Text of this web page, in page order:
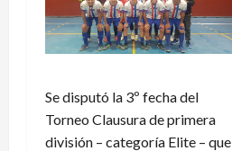
Se disputó la 3º fecha del
Torneo Clausura de primera
división – categoría Elite – que